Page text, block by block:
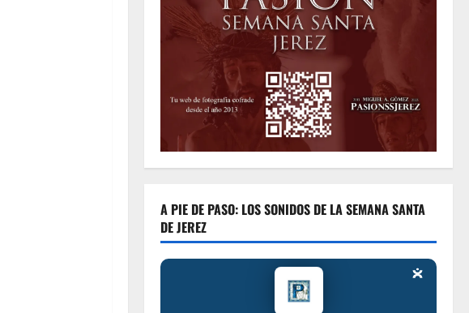
A PIE DE PASO: LOS SONIDOS DE LA SEMANA SANTA
DE JEREZ